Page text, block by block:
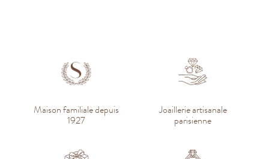
Maison familiale depuis
1927
Joaillerie artisanale
parisienne